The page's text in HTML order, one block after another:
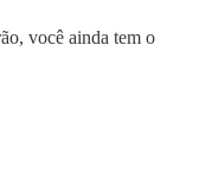
você ainda tem o